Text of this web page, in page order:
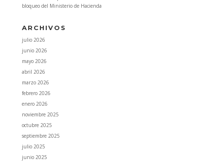
bloqueo del Ministerio de Hacienda
ARCHIVOS
julio 2026
junio 2026
mayo 2026
abril 2026
marzo 2026
febrero 2026
enero 2026
noviembre 2025
octubre 2025
septiembre 2025
julio 2025
junio 2025